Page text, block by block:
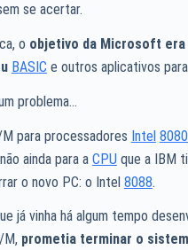
se acertar.
o objetivo da Microsoft
BASIC e outros aplicativos
problema…
para processadores Intel 8080
ainda para a CPUque a IBM
o novo PC: o Intel 8088.
já vinha há algum tempo
M, prometia terminar o